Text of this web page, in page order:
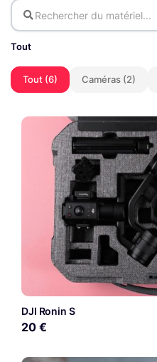
Tout
Tout (6) Caméras (2)
DJI Ronin S
20 €